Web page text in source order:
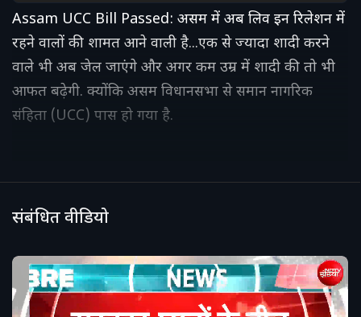
Assam UCC Bill Passed: असम में अब लिव इन रिलेशन में
रहने वालों की शामत आने वाली है...एक से ज्यादा शादी करने
वाले भी अब जेल जाएंगे और अगर कम उम्र में शादी की तो भी
आफत बढ़ेगी. क्योंकि असम विधानसभा से समान नागरिक
संहिता (UCC) पास हो गया है.
संबंधित वीडियो